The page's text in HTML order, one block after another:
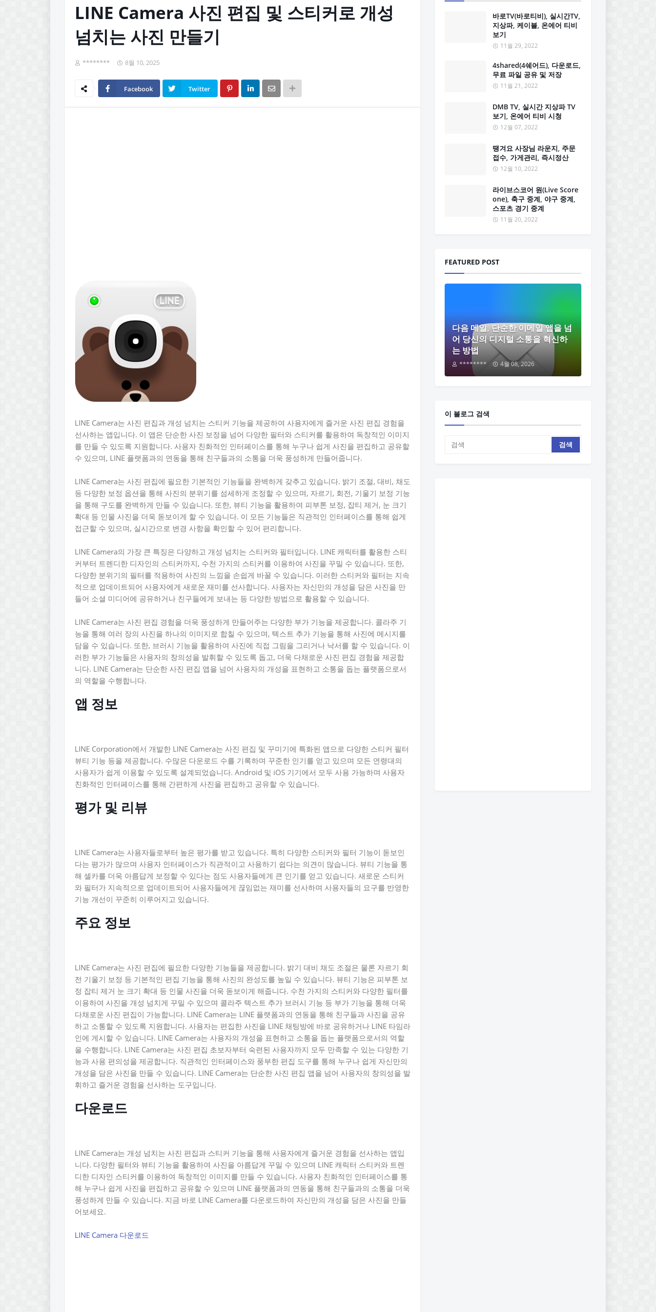
LINE Camera 사진 편집 및 스티커로 개성
넘치는 사진 만들기
******** 8월 10, 2025
Facebook Twitter
LINE Camera는 사진 편집과 개성 넘치는 스티커 기능을 제공하여 사용자에게 즐거운 사진 편집 경험을
선사하는 앱입니다. 이 앱은 단순한 사진 보정을 넘어 다양한 필터와 스티커를 활용하여 독창적인 이미지
를 만들 수 있도록 지원합니다. 사용자 친화적인 인터페이스를 통해 누구나 쉽게 사진을 편집하고 공유할
수 있으며, LINE 플랫폼과의 연동을 통해 친구들과의 소통을 더욱 풍성하게 만들어줍니다.
LINE Camera는 사진 편집에 필요한 기본적인 기능들을 완벽하게 갖추고 있습니다. 밝기 조절, 대비, 채도
등 다양한 보정 옵션을 통해 사진의 분위기를 섬세하게 조정할 수 있으며, 자르기, 회전, 기울기 보정 기능
을 통해 구도를 완벽하게 만들 수 있습니다. 또한, 뷰티 기능을 활용하여 피부톤 보정, 잡티 제거, 눈 크기
확대 등 인물 사진을 더욱 돋보이게 할 수 있습니다. 이 모든 기능들은 직관적인 인터페이스를 통해 쉽게
접근할 수 있으며, 실시간으로 변경 사항을 확인할 수 있어 편리합니다.
LINE Camera의 가장 큰 특징은 다양하고 개성 넘치는 스티커와 필터입니다. LINE 캐릭터를 활용한 스티
커부터 트렌디한 디자인의 스티커까지, 수천 가지의 스티커를 이용하여 사진을 꾸밀 수 있습니다. 또한,
다양한 분위기의 필터를 적용하여 사진의 느낌을 손쉽게 바꿀 수 있습니다. 이러한 스티커와 필터는 지속
적으로 업데이트되어 사용자에게 새로운 재미를 선사합니다. 사용자는 자신만의 개성을 담은 사진을 만
들어 소셜 미디어에 공유하거나 친구들에게 보내는 등 다양한 방법으로 활용할 수 있습니다.
LINE Camera는 사진 편집 경험을 더욱 풍성하게 만들어주는 다양한 부가 기능을 제공합니다. 콜라주 기
능을 통해 여러 장의 사진을 하나의 이미지로 합칠 수 있으며, 텍스트 추가 기능을 통해 사진에 메시지를
담을 수 있습니다. 또한, 브러시 기능을 활용하여 사진에 직접 그림을 그리거나 낙서를 할 수 있습니다. 이
러한 부가 기능들은 사용자의 창의성을 발휘할 수 있도록 돕고, 더욱 다채로운 사진 편집 경험을 제공합
니다. LINE Camera는 단순한 사진 편집 앱을 넘어 사용자의 개성을 표현하고 소통을 돕는 플랫폼으로서
의 역할을 수행합니다.
앱 정보
LINE Corporation에서 개발한 LINE Camera는 사진 편집 및 꾸미기에 특화된 앱으로 다양한 스티커 필터
뷰티 기능 등을 제공합니다. 수많은 다운로드 수를 기록하며 꾸준한 인기를 얻고 있으며 모든 연령대의
사용자가 쉽게 이용할 수 있도록 설계되었습니다. Android 및 iOS 기기에서 모두 사용 가능하며 사용자
친화적인 인터페이스를 통해 간편하게 사진을 편집하고 공유할 수 있습니다.
평가 및 리뷰
LINE Camera는 사용자들로부터 높은 평가를 받고 있습니다. 특히 다양한 스티커와 필터 기능이 돋보인
다는 평가가 많으며 사용자 인터페이스가 직관적이고 사용하기 쉽다는 의견이 많습니다. 뷰티 기능을 통
해 셀카를 더욱 아름답게 보정할 수 있다는 점도 사용자들에게 큰 인기를 얻고 있습니다. 새로운 스티커
와 필터가 지속적으로 업데이트되어 사용자들에게 끊임없는 재미를 선사하며 사용자들의 요구를 반영한
기능 개선이 꾸준히 이루어지고 있습니다.
주요 정보
LINE Camera는 사진 편집에 필요한 다양한 기능들을 제공합니다. 밝기 대비 채도 조절은 물론 자르기 회
전 기울기 보정 등 기본적인 편집 기능을 통해 사진의 완성도를 높일 수 있습니다. 뷰티 기능은 피부톤 보
정 잡티 제거 눈 크기 확대 등 인물 사진을 더욱 돋보이게 해줍니다. 수천 가지의 스티커와 다양한 필터를
이용하여 사진을 개성 넘치게 꾸밀 수 있으며 콜라주 텍스트 추가 브러시 기능 등 부가 기능을 통해 더욱
다채로운 사진 편집이 가능합니다. LINE Camera는 LINE 플랫폼과의 연동을 통해 친구들과 사진을 공유
하고 소통할 수 있도록 지원합니다. 사용자는 편집한 사진을 LINE 채팅방에 바로 공유하거나 LINE 타임라
인에 게시할 수 있습니다. LINE Camera는 사용자의 개성을 표현하고 소통을 돕는 플랫폼으로서의 역할
을 수행합니다. LINE Camera는 사진 편집 초보자부터 숙련된 사용자까지 모두 만족할 수 있는 다양한 기
능과 사용 편의성을 제공합니다. 직관적인 인터페이스와 풍부한 편집 도구를 통해 누구나 쉽게 자신만의
개성을 담은 사진을 만들 수 있습니다. LINE Camera는 단순한 사진 편집 앱을 넘어 사용자의 창의성을 발
휘하고 즐거운 경험을 선사하는 도구입니다.
다운로드
LINE Camera는 개성 넘치는 사진 편집과 스티커 기능을 통해 사용자에게 즐거운 경험을 선사하는 앱입
니다. 다양한 필터와 뷰티 기능을 활용하여 사진을 아름답게 꾸밀 수 있으며 LINE 캐릭터 스티커와 트렌
디한 디자인 스티커를 이용하여 독창적인 이미지를 만들 수 있습니다. 사용자 친화적인 인터페이스를 통
해 누구나 쉽게 사진을 편집하고 공유할 수 있으며 LINE 플랫폼과의 연동을 통해 친구들과의 소통을 더욱
풍성하게 만들 수 있습니다. 지금 바로 LINE Camera를 다운로드하여 자신만의 개성을 담은 사진을 만들
어보세요.
LINE Camera 다운로드
바로TV(바로티비), 실시간TV,
지상파, 케이블, 온에어 티비
보기
11월 29, 2022
4shared(4쉐어드), 다운로드,
무료 파일 공유 및 저장
11월 21, 2022
DMB TV, 실시간 지상파 TV
보기, 온에어 티비 시청
12월 07, 2022
땡겨요 사장님 라운지, 주문
접수, 가게관리, 즉시정산
12월 10, 2022
라이브스코어 원(Live Score
one), 축구 중계, 야구 중계,
스포츠 경기 중계
11월 20, 2022
FEATURED POST
다음 메일, 단순한 이메일 앱을 넘
어 당신의 디지털 소통을 혁신하
는 방법
******** 4월 08, 2026
이 블로그 검색